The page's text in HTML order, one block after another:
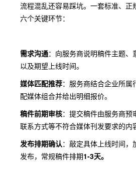
流程混乱还容易踩坑。一套标准、正
六个关键环节：
需求沟通：向服务商说明稿件主题
以及期望上线时间。
媒体匹配推荐：服务商结合企业所
配媒体组合并给出明细报价。
稿件前期审核：提交稿件由服务商
联系方式等不符合媒体刊发要求的内
发布排期确认：敲定具体上线时间，
发布，常规稿件排期1-3天。